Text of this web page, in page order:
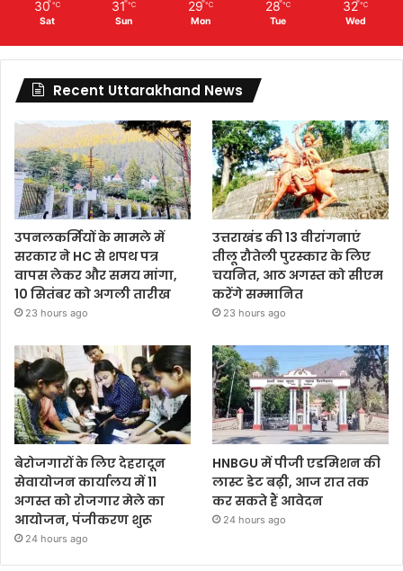
30 ℃
Sat
31 ℃
Sun
29 ℃
Mon
28 ℃
Tue
32 ℃
Wed
Recent Uttarakhand News
उपनलकर्मियों के मामले में
सरकार ने HC से शपथ पत्र
वापस लेकर और समय मांगा,
10 सितंबर को अगली तारीख
23 hours ago
उत्तराखंड की 13 वीरांगनाएं
तीलू रौतेली पुरस्कार के लिए
चयनित, आठ अगस्त को सीएम
करेंगे सम्मानित
23 hours ago
बेरोजगारों के लिए देहरादून
सेवायोजन कार्यालय में 11
अगस्त को रोजगार मेले का
आयोजन, पंजीकरण शुरू
24 hours ago
HNBGU में पीजी एडमिशन की
लास्ट डेट बढ़ी, आज रात तक
कर सकते हैं आवेदन
24 hours ago